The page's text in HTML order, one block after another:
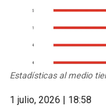
Estadísticas al medio
1 julio, 2026 | 18:58